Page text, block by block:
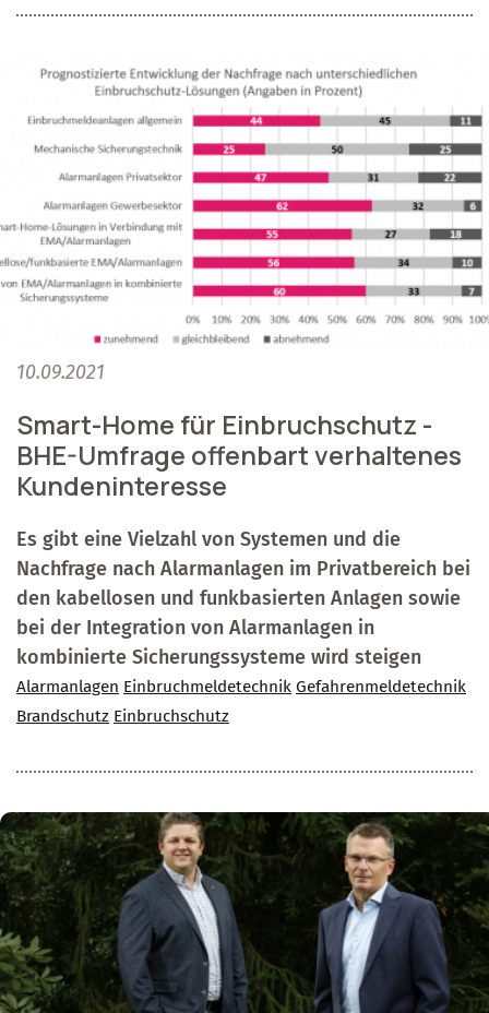
10.09.2021
Smart-Home für Einbruchschutz -
BHE-Umfrage offenbart verhaltenes
Kundeninteresse
Es gibt eine Vielzahl von Systemen und die
Nachfrage nach Alarmanlagen im Privatbereich bei
den kabellosen und funkbasierten Anlagen sowie
bei der Integration von Alarmanlagen in
kombinierte Sicherungssysteme wird steigen
Alarmanlagen Einbruchmeldetechnik Gefahrenmeldetechnik
Brandschutz Einbruchschutz